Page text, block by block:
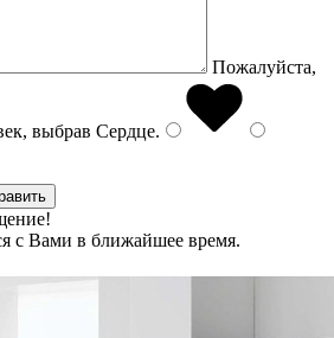
Пожалуйста,
выбрав Сердце.
с Вами в ближайшее время.